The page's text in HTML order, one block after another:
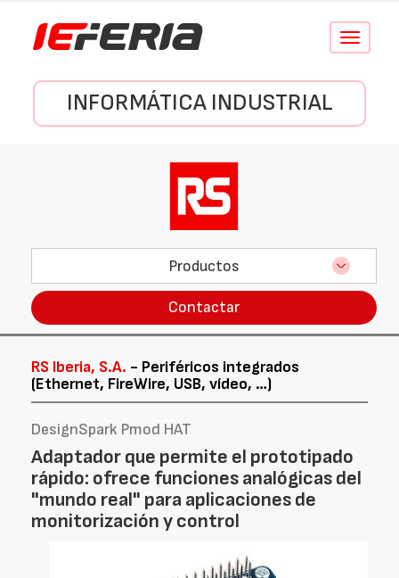
Conmutar
INFORMÁTICA INDUSTRIAL
Productos
Contactar
RS Iberia, S.A. - Periféricos integrados
(Ethernet, FireWire, USB, vídeo, …)
DesignSpark Pmod HAT
Adaptador que permite el prototipado
rápido: ofrece funciones analógicas del
"mundo real" para aplicaciones de
monitorización y control